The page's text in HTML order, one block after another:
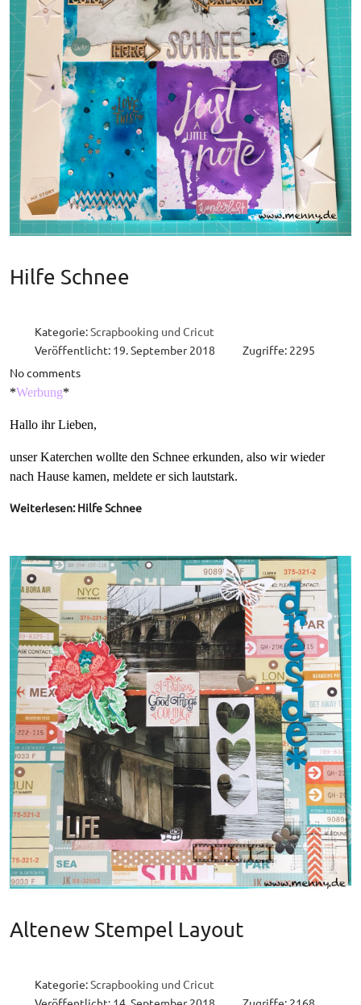
Hilfe Schnee
Kategorie:Scrapbooking und Cricut
Veröffentlicht: 19. September 2018
Zugriffe: 2295
No comments
*Werbung*
Hallo ihr Lieben,
unser Katerchen wollte den Schnee erkunden, also wir wieder
nach Hause kamen, meldete er sich lautstark.
Weiterlesen: Hilfe Schnee
Altenew Stempel Layout
Kategorie:Scrapbooking und Cricut